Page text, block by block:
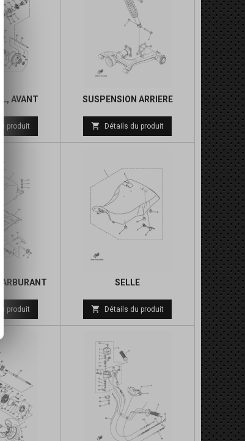
AVANT
produit
SUSPENSION ARRIERE
Prix
de
 Détails du produit
produit
SELLE
Prix
de
 Détails du produit